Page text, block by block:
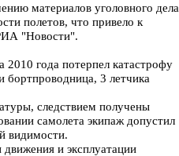
материалов уголовного дела
полетов, что привело к
"Новости".
года потерпел катастрофу
бортпроводница, 3 летчика
следствием получены
самолета экипаж допустил
видимости.
и эксплуатации